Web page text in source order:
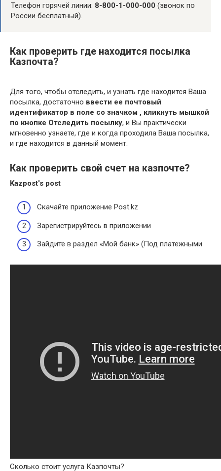
Телефон горячей линии: 8-800-1-000-000 (звонок по
России бесплатный).
Как проверить где находится посылка
Казпочта?
Для того, чтобы отследить, и узнать где находится Ваша
посылка, достаточно ввести ее почтовый
идентификатор в поле со значком , кликнуть мышкой
по кнопке Отследить посылку, и Вы практически
мгновенно узнаете, где и когда проходила Ваша посылка,
и где находится в данный момент.
Как проверить свой счет на казпочте?
Kazpost's post
Скачайте приложение Post.kz ⠀
Зарегистрируйтесь в приложении ⠀
Зайдите в раздел «Мой банк» (Под платежными
Сколько стоит услуга Казпочты?